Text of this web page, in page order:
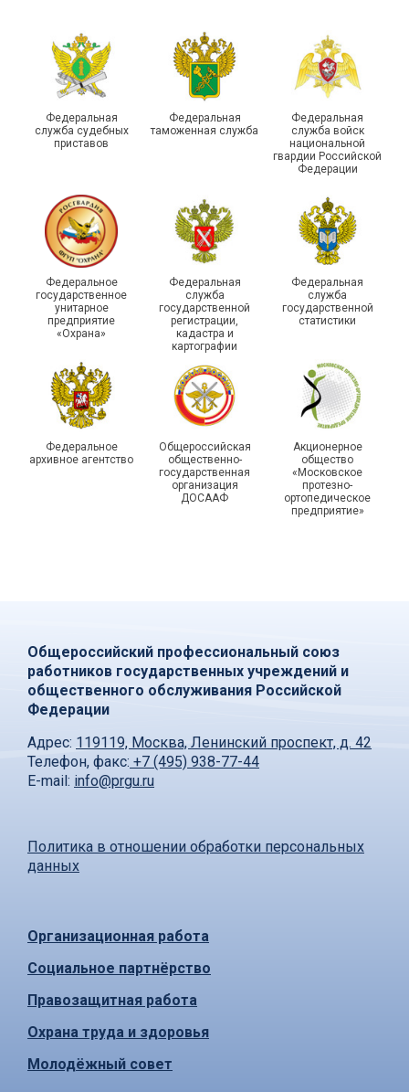
Храбрым детям – добрые
подарки
Адыгейской организации
Профсоюза подвел итоги
работы и наметил новые
векторы развития
Члены Новосибирской
организации Профсоюза
приняли участие в
молодежном форуме
«Профсоюзная миссия –
2026»
Выпускники школы
молодого профлидера в
Самаре получили
дипломы
Федеральная
служба судебных
приставов
Федеральная
таможенная служба
Федеральная
служба войск
национальной
гвардии Российской
Федерации
Федеральное
государственное
унитарное
предприятие
«Охрана»
Федеральная
служба
государственной
регистрации,
кадастра и
картографии
Федеральная
служба
государственной
статистики
Федеральное
архивное агентство
Общероссийская
общественно-
государственная
организация
ДОСААФ
Акционерное
общество
«Московское
протезно-
ортопедическое
предприятие»
Общероссийский профессиональный союз
работников государственных учреждений и
общественного обслуживания Российской
Федерации
Адрес: 119119, Москва, Ленинский проспект, д. 42
Телефон, факс: +7 (495) 938-77-44
E-mail: info@prgu.ru
Политика в отношении обработки персональных
данных
Организационная работа
Социальное партнёрство
Правозащитная работа
Охрана труда и здоровья
Молодёжный совет